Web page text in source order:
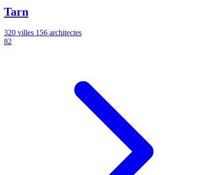
Tarn
320 villes 156 architectes
82